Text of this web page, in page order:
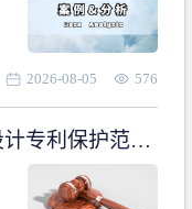
2026-08-05 576
专利保护范围